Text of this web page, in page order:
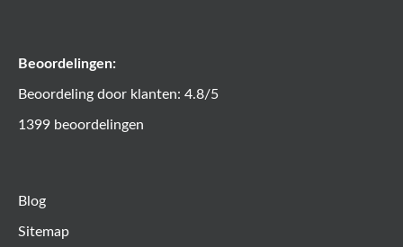
Beoordelingen:
Beoordeling door klanten: 4.8/5
1399 beoordelingen
Blog
Sitemap